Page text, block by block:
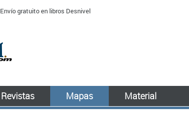
Envío gratuito en libros Desnivel
Revistas Mapas Material